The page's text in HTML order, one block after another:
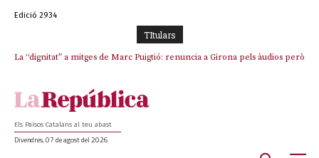
Edició 2934
TItulars
La “dignitat” a mitges de Marc Puigtió: renuncia a Girona pels àudios però
Els Països Catalans al teu abast
Divendres, 07 de agost del 2026